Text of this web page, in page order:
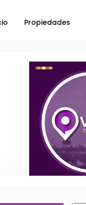
Propiedades